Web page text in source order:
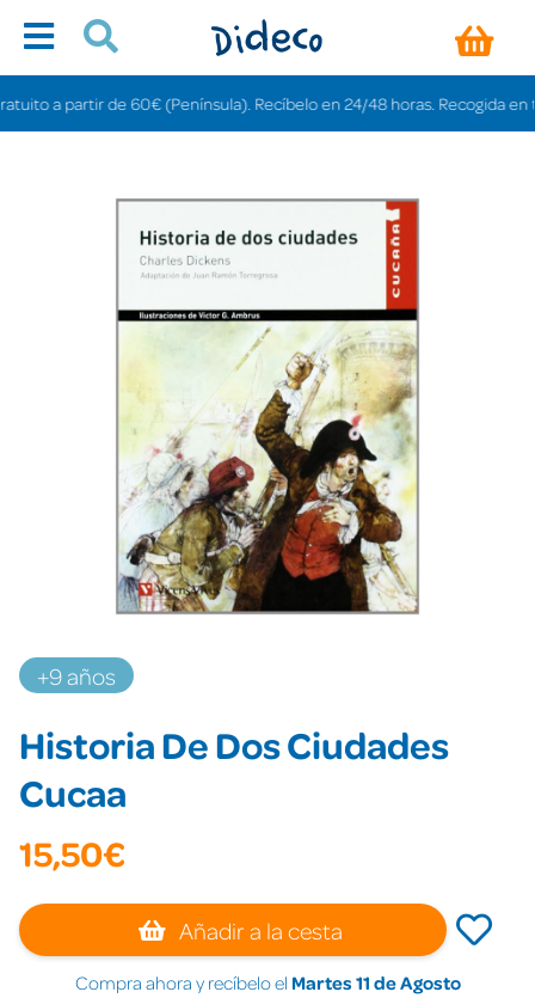
a partir de 60€ (Península). Recíbelo en 24/48 horas. Recogida en
+9 años
Historia De Dos Ciudades
Cucaa
15,50€
Añadir a la cesta
Compra ahora y recíbelo el Martes 11 de Agosto